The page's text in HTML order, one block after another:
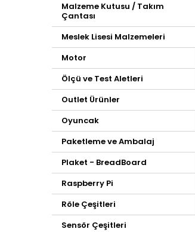
Malzeme Kutusu / Takım
Çantası
Meslek Lisesi Malzemeleri
Motor
Ölçü ve Test Aletleri
Outlet Ürünler
Oyuncak
Paketleme ve Ambalaj
Plaket - BreadBoard
Raspberry Pi
Röle Çeşitleri
Sensör Çeşitleri